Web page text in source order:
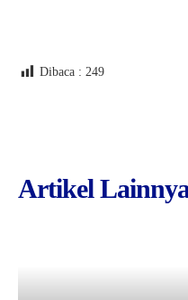
Dibaca : 249
Artikel